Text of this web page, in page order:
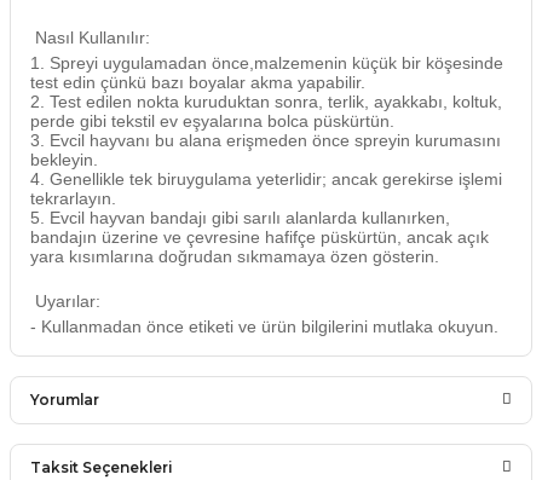
Nasıl Kullanılır:
1. Spreyi uygulamadan önce,malzemenin küçük bir köşesinde
test edin çünkü bazı boyalar akma yapabilir.
2. Test edilen nokta kuruduktan sonra, terlik, ayakkabı, koltuk,
perde gibi tekstil ev eşyalarına bolca püskürtün.
3. Evcil hayvanı bu alana erişmeden önce spreyin kurumasını
bekleyin.
4. Genellikle tek biruygulama yeterlidir; ancak gerekirse işlemi
tekrarlayın.
5. Evcil hayvan bandajı gibi sarılı alanlarda kullanırken,
bandajın üzerine ve çevresine hafifçe püskürtün, ancak açık
yara kısımlarına doğrudan sıkmamaya özen gösterin.
Uyarılar:
- Kullanmadan önce etiketi ve ürün bilgilerini mutlaka okuyun.
Yorumlar
Taksit Seçenekleri